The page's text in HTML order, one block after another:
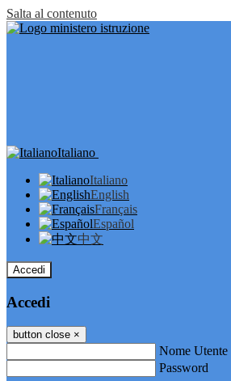
Salta al contenuto
Italiano
Italiano
English
Français
Español
中文
Accedi
Accedi
button close ×
Nome Utente
Password